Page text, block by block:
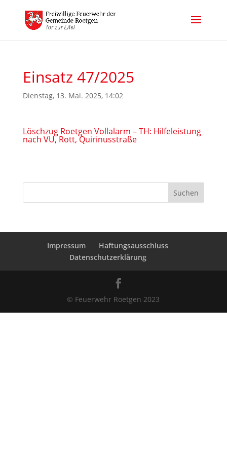
Einsatz 47/2025
Dienstag, 13. Mai. 2025, 14:02
Löschzug Roetgen Vollalarm – TH: Hilfeleistung
nach VU, Rott, Quirinusstraße
Suchen
Impressum
Haftungsausschluss
Datenschutzerklärung
© Feuerwehr Roetgen 2023